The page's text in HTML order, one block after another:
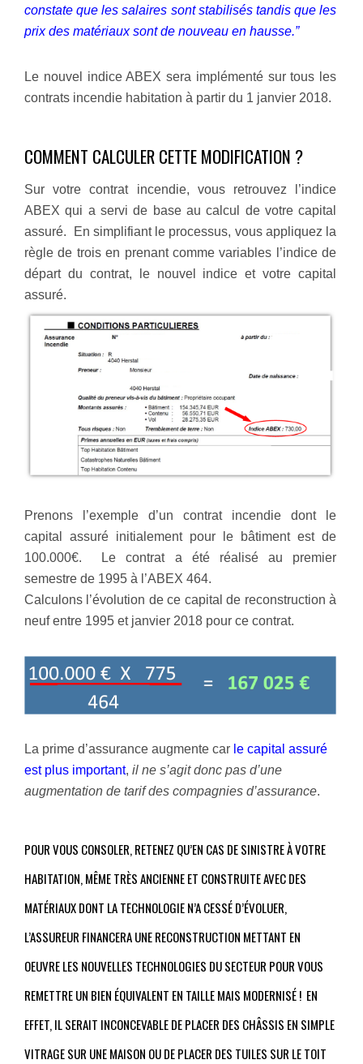
constate que les salaires sont stabilisés tandis que les
prix des matériaux sont de nouveau en hausse.”
Le nouvel indice ABEX sera implémenté sur tous les
contrats incendie habitation à partir du 1 janvier 2018.
COMMENT CALCULER CETTE MODIFICATION ?
Sur votre contrat incendie, vous retrouvez l’indice
ABEX qui a servi de base au calcul de votre capital
assuré. En simplifiant le processus, vous appliquez la
règle de trois en prenant comme variables l’indice de
départ du contrat, le nouvel indice et votre capital
assuré.
Prenons l’exemple d’un contrat incendie dont le
capital assuré initialement pour le bâtiment est de
100.000€. Le contrat a été réalisé au premier
semestre de 1995 à l’ABEX 464.
Calculons l’évolution de ce capital de reconstruction à
neuf entre 1995 et janvier 2018 pour ce contrat.
La prime d’assurance augmente car le capital assuré
est plus important, il ne s’agit donc pas d’une
augmentation de tarif des compagnies d’assurance.
POUR VOUS CONSOLER, RETENEZ QU’EN CAS DE SINISTRE À VOTRE
HABITATION, MÊME TRÈS ANCIENNE ET CONSTRUITE AVEC DES
MATÉRIAUX DONT LA TECHNOLOGIE N’A CESSÉ D’ÉVOLUER,
L’ASSUREUR FINANCERA UNE RECONSTRUCTION METTANT EN
OEUVRE LES NOUVELLES TECHNOLOGIES DU SECTEUR POUR VOUS
REMETTRE UN BIEN ÉQUIVALENT EN TAILLE MAIS MODERNISÉ ! EN
EFFET, IL SERAIT INCONCEVABLE DE PLACER DES CHÂSSIS EN SIMPLE
VITRAGE SUR UNE MAISON OU DE PLACER DES TUILES SUR LE TOIT